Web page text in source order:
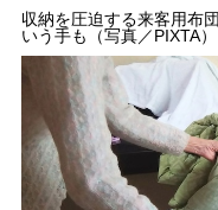
収納を圧迫する来客用布
いう手も（写真／PIXTA）